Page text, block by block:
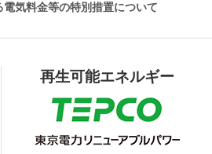
気料金等の特別措置について
再生可能エネルギー